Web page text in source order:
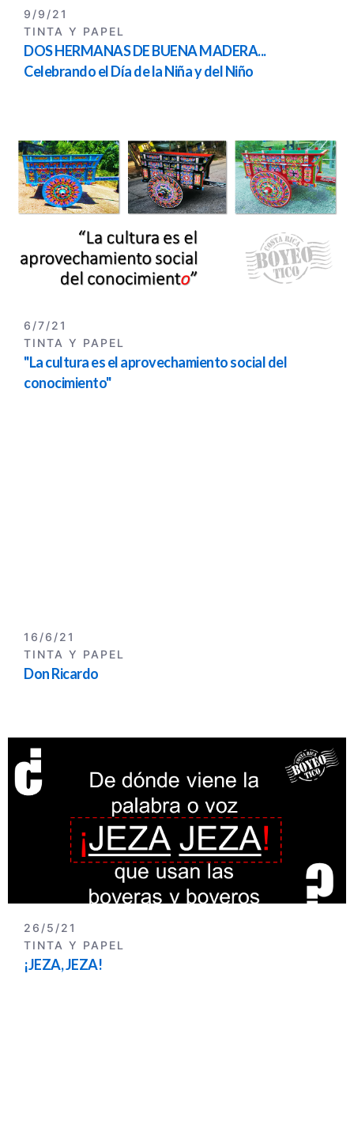
9/9/21
TINTA Y PAPEL
DOS HERMANAS DE BUENA MADERA...
Celebrando el Día de la Niña y del Niño
6/7/21
TINTA Y PAPEL
"La cultura es el aprovechamiento social del
conocimiento"
16/6/21
TINTA Y PAPEL
Don Ricardo
26/5/21
TINTA Y PAPEL
¡JEZA, JEZA!